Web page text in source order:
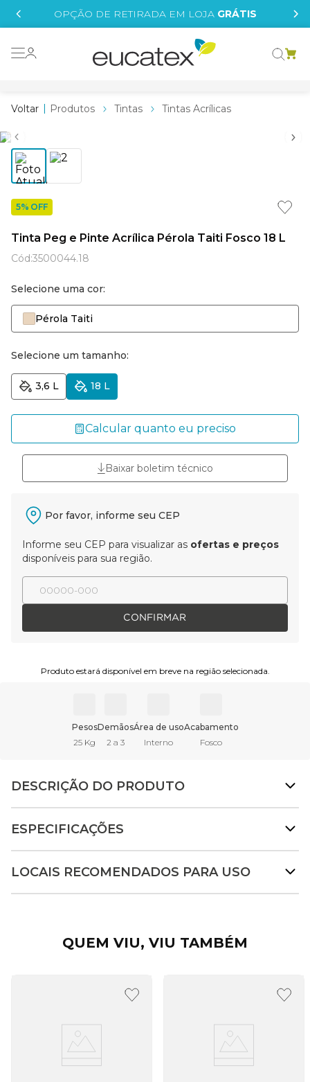
OPÇÃO DE RETIRADA EM LOJA GRÁTIS
Produtos Tintas Tintas Acrílicas
5% OFF
Tinta Peg e Pinte Acrílica Pérola Taiti Fosco 18 L
Cód:3500044.18
Selecione uma cor:
Pérola Taiti
Selecione um tamanho:
3,6 L 18 L
Calcular quanto eu preciso
Baixar boletim técnico
Por favor, informe seu CEP
Informe seu CEP para visualizar as ofertas e preços
disponíveis para sua região.
CONFIRMAR
Produto estará disponível em breve na região selecionada.
Pesos
25 Kg
Demãos
2 a 3
Área de uso
Interno
Acabamento
Fosco
DESCRIÇÃO DO PRODUTO
ESPECIFICAÇÕES
LOCAIS RECOMENDADOS PARA USO
QUEM VIU, VIU TAMBÉM
tinta